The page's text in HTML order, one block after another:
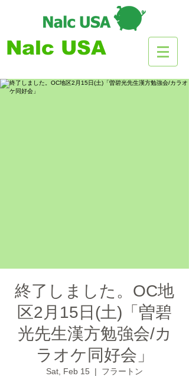
Nalc USA
終了しました。OC地
区2月15日(土)「曽碧
光先⽣漢方勉強会/カ
ラオケ同好会」
Sat, Feb 15
  |
フラートン